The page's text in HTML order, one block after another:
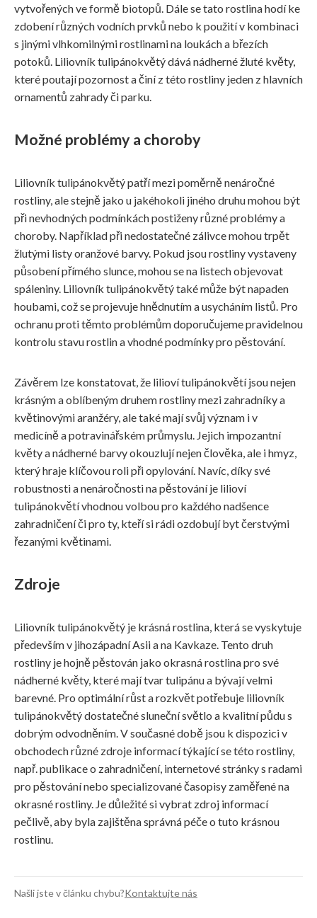
vytvořených ve formě biotopů. Dále se tato rostlina hodí ke
zdobení různých vodních prvků nebo k použití v kombinaci
s jinými vlhkomilnými rostlinami na loukách a březích
potoků. Liliovník tulipánokvětý dává nádherné žluté květy,
které poutají pozornost a činí z této rostliny jeden z hlavních
ornamentů zahrady či parku.
Možné problémy a choroby
Liliovník tulipánokvětý patří mezi poměrně nenáročné
rostliny, ale stejně jako u jakéhokoli jiného druhu mohou být
při nevhodných podmínkách postiženy různé problémy a
choroby. Například při nedostatečné zálivce mohou trpět
žlutými listy oranžové barvy. Pokud jsou rostliny vystaveny
působení přímého slunce, mohou se na listech objevovat
spáleniny. Liliovník tulipánokvětý také může být napaden
houbami, což se projevuje hnědnutím a usycháním listů. Pro
ochranu proti těmto problémům doporučujeme pravidelnou
kontrolu stavu rostlin a vhodné podmínky pro pěstování.
Závěrem lze konstatovat, že lilioví tulipánokvětí jsou nejen
krásným a oblíbeným druhem rostliny mezi zahradníky a
květinovými aranžéry, ale také mají svůj význam i v
medicíně a potravinářském průmyslu. Jejich impozantní
květy a nádherné barvy okouzlují nejen člověka, ale i hmyz,
který hraje klíčovou roli při opylování. Navíc, díky své
robustnosti a nenáročnosti na pěstování je lilioví
tulipánokvětí vhodnou volbou pro každého nadšence
zahradničení či pro ty, kteří si rádi ozdobují byt čerstvými
řezanými květinami.
Zdroje
Liliovník tulipánokvětý je krásná rostlina, která se vyskytuje
především v jihozápadní Asii a na Kavkaze. Tento druh
rostliny je hojně pěstován jako okrasná rostlina pro své
nádherné květy, které mají tvar tulipánu a bývají velmi
barevné. Pro optimální růst a rozkvět potřebuje liliovník
tulipánokvětý dostatečné sluneční světlo a kvalitní půdu s
dobrým odvodněním. V současné době jsou k dispozici v
obchodech různé zdroje informací týkající se této rostliny,
např. publikace o zahradničení, internetové stránky s radami
pro pěstování nebo specializované časopisy zaměřené na
okrasné rostliny. Je důležité si vybrat zdroj informací
pečlivě, aby byla zajištěna správná péče o tuto krásnou
rostlinu.
Našli jste v článku chybu?Kontaktujte nás